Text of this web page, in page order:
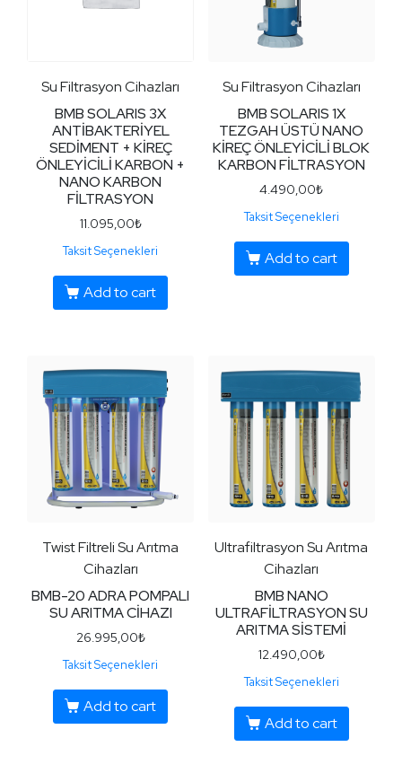
Su Filtrasyon Cihazları
BMB SOLARIS 3X
ANTİBAKTERİYEL
SEDİMENT + KİREÇ
ÖNLEYİCİLİ KARBON +
NANO KARBON
FİLTRASYON
11.095,00₺
Taksit Seçenekleri
Add to cart
Su Filtrasyon Cihazları
BMB SOLARIS 1X
TEZGAH ÜSTÜ NANO
KİREÇ ÖNLEYİCİLİ BLOK
KARBON FİLTRASYON
4.490,00₺
Taksit Seçenekleri
Add to cart
Twist Filtreli Su Arıtma
Cihazları
BMB-20 ADRA POMPALI
SU ARITMA CİHAZI
26.995,00₺
Taksit Seçenekleri
Add to cart
Ultrafiltrasyon Su Arıtma
Cihazları
BMB NANO
ULTRAFİLTRASYON SU
ARITMA SİSTEMİ
12.490,00₺
Taksit Seçenekleri
Add to cart